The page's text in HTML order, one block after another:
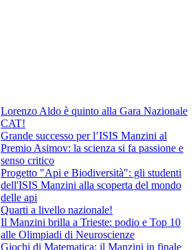
Lorenzo Aldo è quinto alla Gara Nazionale
CAT!
Grande successo per l’ISIS Manzini al
Premio Asimov: la scienza si fa passione e
senso critico
Progetto "Api e Biodiversità": gli studenti
dell'ISIS Manzini alla scoperta del mondo
delle api
Quarti a livello nazionale!
Il Manzini brilla a Trieste: podio e Top 10
alle Olimpiadi di Neuroscienze
Giochi di Matematica: il Manzini in finale